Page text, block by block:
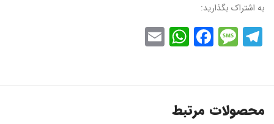
به اشتراک بگذارید:
Telegram
Message
Facebook
WhatsApp
محصولات مرتبط